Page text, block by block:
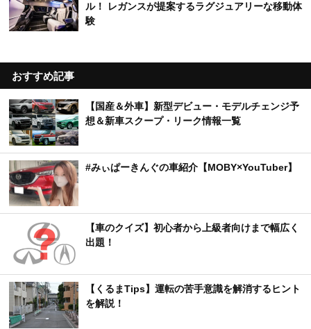
ル！ レガンスが提案するラグジュアリーな移動体
験
おすすめ記事
【国産＆外車】新型デビュー・モデルチェンジ予
想＆新車スクープ・リーク情報一覧
#みぃぱーきんぐの車紹介【MOBY×YouTuber】
【車のクイズ】初心者から上級者向けまで幅広く
出題！
【くるまTips】運転の苦手意識を解消するヒント
を解説！